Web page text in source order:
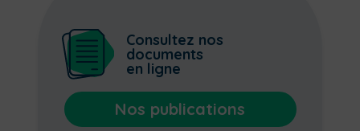
Consultez nos
documents
en ligne
Nos publications